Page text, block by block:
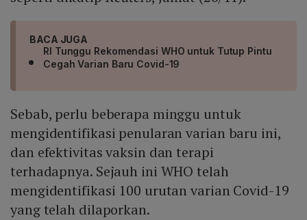
BACA JUGA
RI Tunggu Rekomendasi WHO untuk Tutup Pintu
Cegah Varian Baru Covid-19
Sebab, perlu beberapa minggu untuk
mengidentifikasi penularan varian baru ini,
dan efektivitas vaksin dan terapi
terhadapnya. Sejauh ini WHO telah
mengidentifikasi 100 urutan varian Covid-19
yang telah dilaporkan.